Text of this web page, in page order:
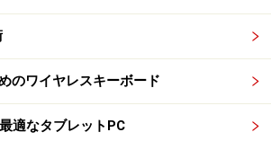
ットやスマホならではです。
為は変わりませんが、使用感や書籍
「質」は異なります。読書に特化し
質な読書体験が得られますが、よほ
のワイヤレスキーボード
適なタブレットPC